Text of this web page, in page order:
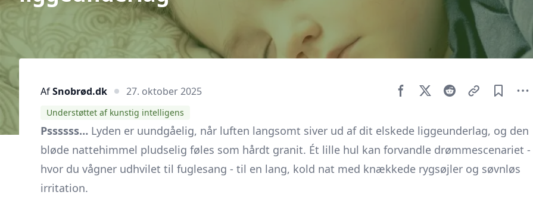
AfSnobrød.dk 27. oktober 2025
Understøttet af kunstig intelligens
Pssssss… Lyden er uundgåelig, når luften langsomt siver ud af dit elskede liggeunderlag, og den
bløde nattehimmel pludselig føles som hårdt granit. Ét lille hul kan forvandle drømmescenariet -
hvor du vågner udhvilet til fuglesang - til en lang, kold nat med knækkede rygsøjler og søvnløs
irritation.